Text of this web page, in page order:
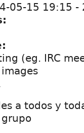
05-15 19:15 -
(eg. IRC
a todos y